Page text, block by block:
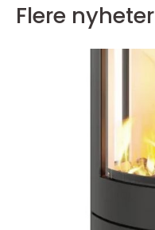
Flere nyheter